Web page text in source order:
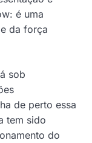
é uma
da força
sob
de perto essa
tem sido
do